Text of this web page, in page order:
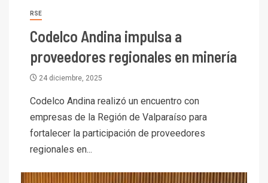
RSE
Codelco Andina impulsa a
proveedores regionales en minería
24 diciembre, 2025
Codelco Andina realizó un encuentro con
empresas de la Región de Valparaíso para
fortalecer la participación de proveedores
regionales en...